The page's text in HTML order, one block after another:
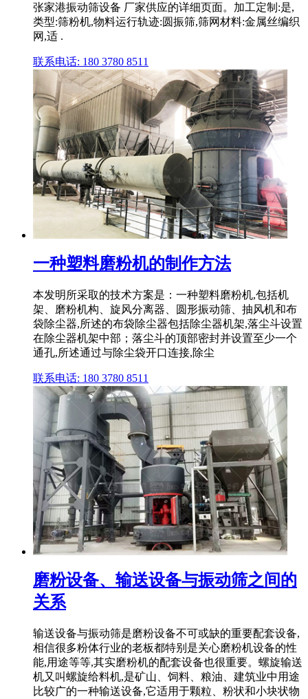
张家港振动筛设备 厂家供应的详细页面。加工定制:是,
类型:筛粉机,物料运行轨迹:圆振筛,筛网材料:金属丝编织
网,适 .
联系电话: 180 3780 8511
一种塑料磨粉机的制作方法
本发明所采取的技术方案是：一种塑料磨粉机,包括机
架、磨粉机构、旋风分离器、圆形振动筛、抽风机和布
袋除尘器,所述的布袋除尘器包括除尘器机架,落尘斗设置
在除尘器机架中部；落尘斗的顶部密封并设置至少一个
通孔,所述通过与除尘袋开口连接,除尘
联系电话: 180 3780 8511
磨粉设备、输送设备与振动筛之间的
关系
输送设备与振动筛是磨粉设备不可或缺的重要配套设备,
相信很多粉体行业的老板都特别是关心磨粉机设备的性
能,用途等等,其实磨粉机的配套设备也很重要。螺旋输送
机又叫螺旋给料机,是矿山、饲料、粮油、建筑业中用途
比较广的一种输送设备,它适用于颗粒、粉状和小块状物